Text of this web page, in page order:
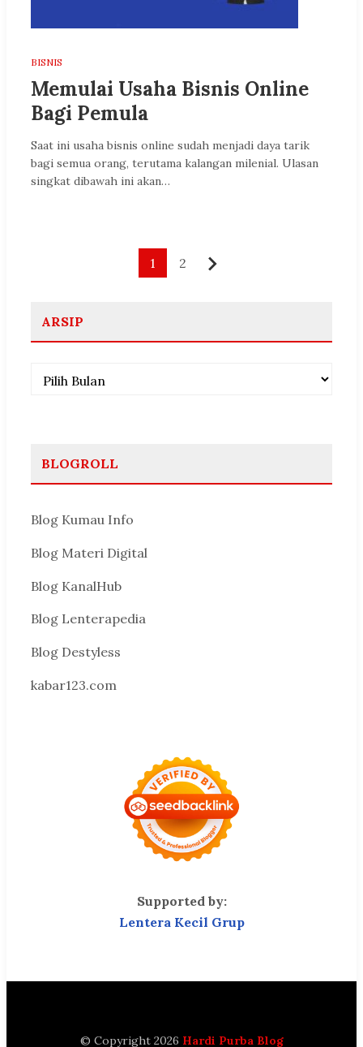
BISNIS
Memulai Usaha Bisnis Online
Bagi Pemula
Saat ini usaha bisnis online sudah menjadi daya tarik
bagi semua orang, terutama kalangan milenial. Ulasan
singkat dibawah ini akan…
1 2
ARSIP
Arsip
BLOGROLL
Blog Kumau Info
Blog Materi Digital
Blog KanalHub
Blog Lenterapedia
Blog Destyless
kabar123.com
Supported by:
Lentera Kecil Grup
© Copyright 2026 Hardi Purba Blog